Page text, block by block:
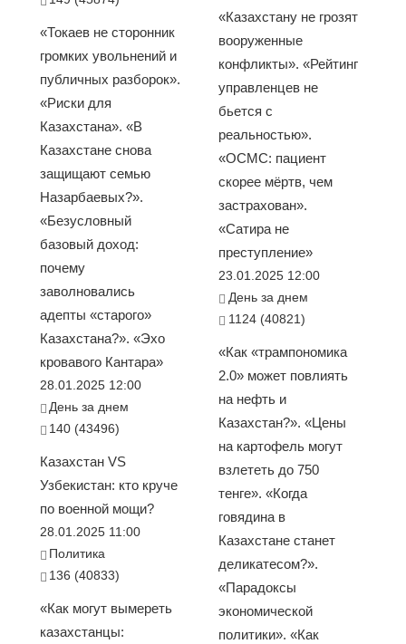
«Токаев не сторонник
громких увольнений и
публичных разборок».
«Риски для
Казахстана». «В
Казахстане снова
защищают семью
Назарбаевых?».
«Безусловный
базовый доход:
почему
заволновались
адепты «старого»
Казахстана?». «Эхо
кровавого Кантара»
28.01.2025 12:00
День за днем
140 (43496)
Казахстан VS
Узбекистан: кто круче
по военной мощи?
28.01.2025 11:00
Политика
136 (40833)
«Как могут вымереть
казахстанцы:
«Казахстану не грозят
вооруженные
конфликты». «Рейтинг
управленцев не
бьется с
реальностью».
«ОСМС: пациент
скорее мёртв, чем
застрахован».
«Сатира не
преступление»
23.01.2025 12:00
День за днем
1124 (40821)
«Как «трампономика
2.0» может повлиять
на нефть и
Казахстан?». «Цены
на картофель могут
взлететь до 750
тенге». «Когда
говядина в
Казахстане станет
деликатесом?».
«Парадоксы
экономической
политики». «Как